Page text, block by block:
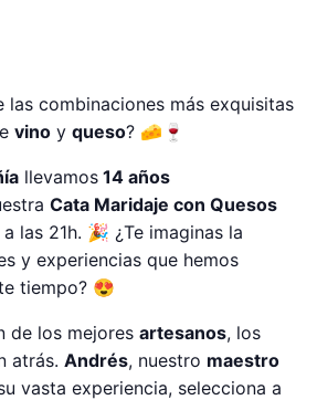
las combinaciones más exquisitas
vino y queso? 🧀🍷
llevamos 14 años
Cata Maridaje con Quesos
las 21h. 🎉 ¿Te imaginas la
y experiencias que hemos
tiempo? 😍
de los mejores artesanos, los
atrás. Andrés, nuestro maestro
vasta experiencia, selecciona a